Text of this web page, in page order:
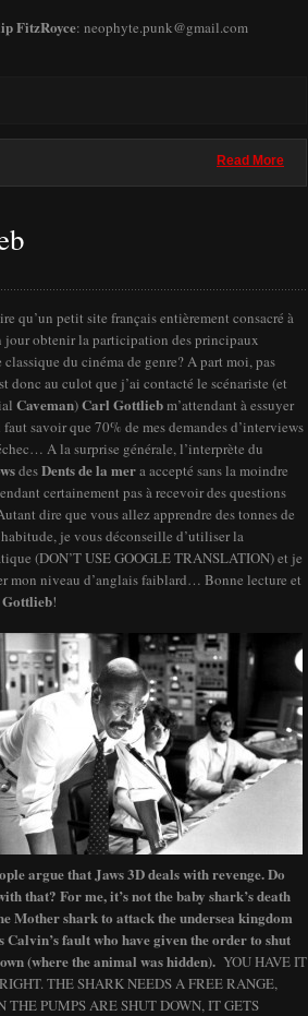
FitzRoyce: neophyte.punk@gmail.com
Read More
qu’un petit site français entièrement consacré à
jour obtenir la participation des principaux
classique du cinéma de genre? A part moi, pas
donc au culot que j’ai contacté le scénariste (et
Caveman)Carl Gottliebm’attendant à essuyer
savoir que 70% de mes demandes d’interviews
A la surprise générale, l’interprète du
desDents de la mera accepté sans la moindre
certainement pas à recevoir des questions
dire que vous allez apprendre des tonnes de
je vous déconseille d’utiliser la
(DON’T USE GOOGLE TRANSLATION) et je
mon niveau d’anglais faiblard… Bonne lecture et
Gottlieb!
argue that Jaws 3D deals with revenge. Do
that? For me, it’s not the baby shark’s death
Mother shark to attack the undersea kingdom
Calvin’s fault who have given the order to shut
(where the animal was hidden). YOU HAVE IT
THE SHARK NEEDS A FREE RANGE,
THE PUMPS ARE SHUT DOWN, IT GETS